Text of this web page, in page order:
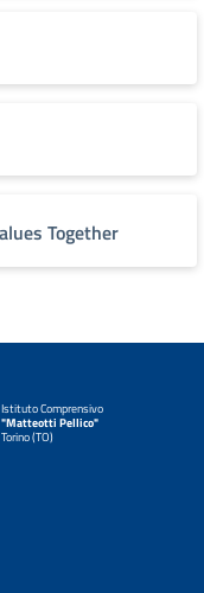
Together
Istituto Comprensivo
"Matteotti Pellico"
Torino (TO)